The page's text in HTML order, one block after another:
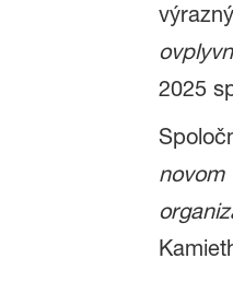
2025
novom